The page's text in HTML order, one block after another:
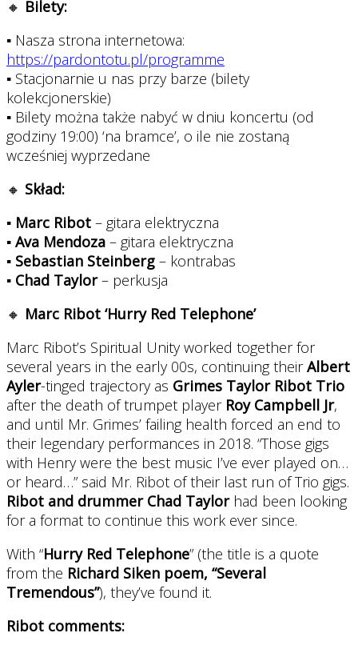
🔸 Bilety:
▪ Nasza strona internetowa:
https://pardontotu.pl/programme
▪ Stacjonarnie u nas przy barze (bilety
kolekcjonerskie)
▪ Bilety można także nabyć w dniu koncertu (od
godziny 19:00) ‘na bramce’, o ile nie zostaną
wcześniej wyprzedane
🔸 Skład:
▪ Marc Ribot – gitara elektryczna
▪ Ava Mendoza – gitara elektryczna
▪ Sebastian Steinberg – kontrabas
▪ Chad Taylor– perkusja
🔸 Marc Ribot ‘Hurry Red Telephone’
Marc Ribot’s Spiritual Unity worked together for
several years in the early 00s, continuing theirAlbert
Ayler-tinged trajectory as Grimes Taylor Ribot Trio
after the death of trumpet player Roy Campbell Jr,
and until Mr. Grimes’ failing health forced an end to
their legendary performances in 2018. “Those gigs
with Henry were the best music I’ve ever played on…
or heard…” said Mr. Ribot of their last run of Trio gigs.
Ribot and drummer Chad Taylorhad been looking
for a format to continue this work ever since.
With “Hurry Red Telephone” (the title is a quote
from the Richard Siken poem, “Several
Tremendous”), they’ve found it.
Ribot comments: